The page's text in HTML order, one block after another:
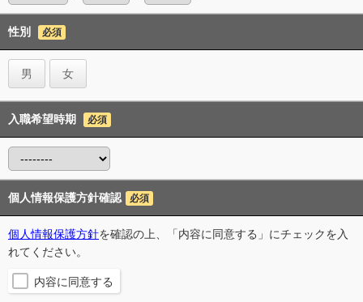
性別 必須
男 女
入職希望時期 必須
個人情報保護方針確認 必須
個人情報保護方針を確認の上、「内容に同意する」にチェックを入
れてください。
内容に同意する